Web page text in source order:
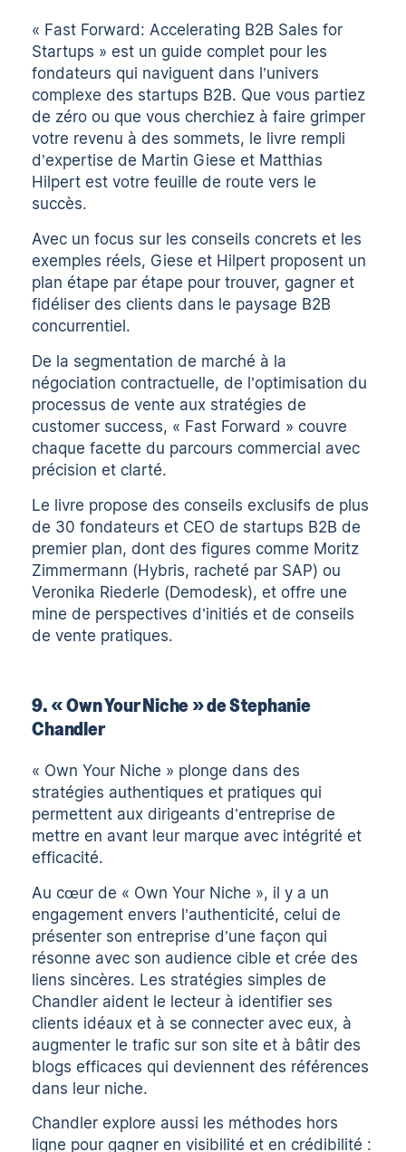
« Fast Forward: Accelerating B2B Sales for
Startups » est un guide complet pour les
fondateurs qui naviguent dans l’univers
complexe des startups B2B. Que vous partiez
de zéro ou que vous cherchiez à faire grimper
votre revenu à des sommets, le livre rempli
d’expertise de Martin Giese et Matthias
Hilpert est votre feuille de route vers le
succès.
Avec un focus sur les conseils concrets et les
exemples réels, Giese et Hilpert proposent un
plan étape par étape pour trouver, gagner et
fidéliser des clients dans le paysage B2B
concurrentiel.
De la segmentation de marché à la
négociation contractuelle, de l’optimisation du
processus de vente aux stratégies de
customer success, « Fast Forward » couvre
chaque facette du parcours commercial avec
précision et clarté.
Le livre propose des conseils exclusifs de plus
de 30 fondateurs et CEO de startups B2B de
premier plan, dont des figures comme Moritz
Zimmermann (Hybris, racheté par SAP) ou
Veronika Riederle (Demodesk), et offre une
mine de perspectives d’initiés et de conseils
de vente pratiques.
9. « Own Your Niche » de Stephanie
Chandler
« Own Your Niche » plonge dans des
stratégies authentiques et pratiques qui
permettent aux dirigeants d’entreprise de
mettre en avant leur marque avec intégrité et
efficacité.
Au cœur de « Own Your Niche », il y a un
engagement envers l’authenticité, celui de
présenter son entreprise d’une façon qui
résonne avec son audience cible et crée des
liens sincères. Les stratégies simples de
Chandler aident le lecteur à identifier ses
clients idéaux et à se connecter avec eux, à
augmenter le trafic sur son site et à bâtir des
blogs efficaces qui deviennent des références
dans leur niche.
Chandler explore aussi les méthodes hors
ligne pour gagner en visibilité et en crédibilité :